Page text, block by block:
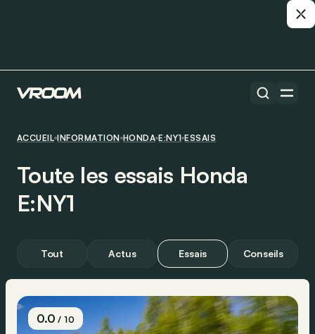
ACCUEIL INFORMATION HONDA E:NY1 ESSAIS
Toute les essais Honda
E:NY1
Tout Actus Essais Conseils
0.0/ 10